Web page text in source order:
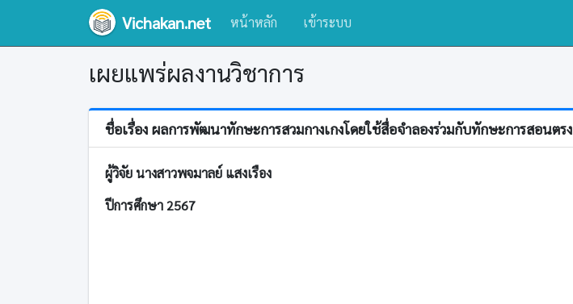
Vichakan.net หน้าหลัก เข้าระบบ
เผยแพร่ผลงานวิชาการ
ชื่อเรื่อง ผลการพัฒนาทักษะการสวมกางเกงโดยใช้สื่อจำลองร่วมกับทักษะการสอนตรง
ผู้วิจัย นางสาวพจมาลย์ แสงเรือง
ปีการศึกษา 2567